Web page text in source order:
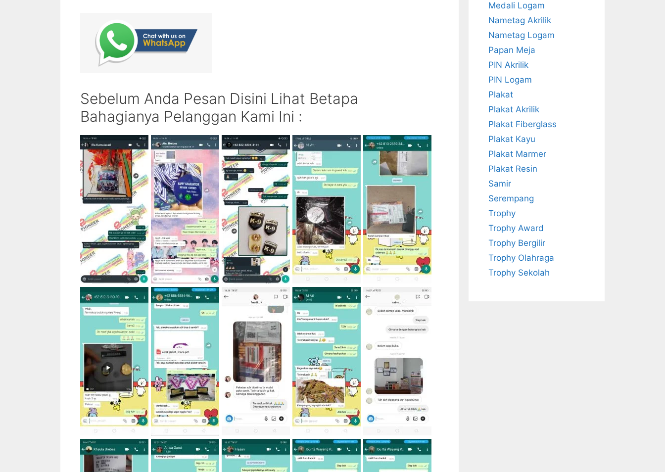
Sebelum Anda Pesan Disini Lihat Betapa
Bahagianya Pelanggan Kami Ini :
Medali Logam
Nametag Akrilik
Nametag Logam
Papan Meja
PIN Akrilik
PIN Logam
Plakat
Plakat Akrilik
Plakat Fiberglass
Plakat Kayu
Plakat Marmer
Plakat Resin
Samir
Serempang
Trophy
Trophy Award
Trophy Bergilir
Trophy Olahraga
Trophy Sekolah